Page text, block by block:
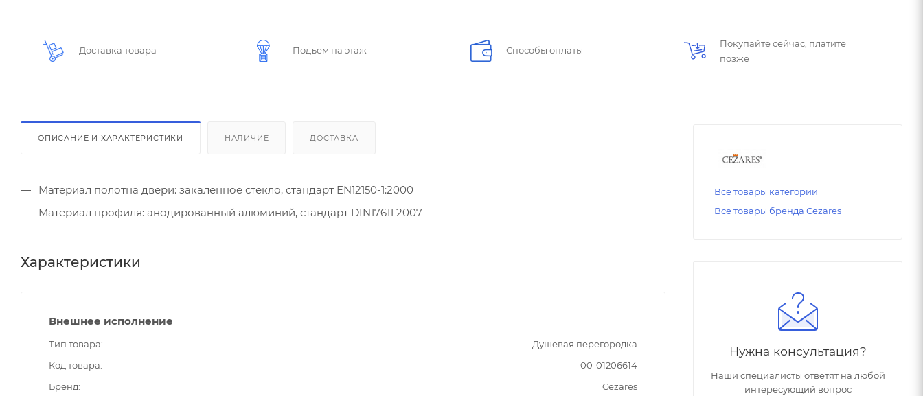
Доставка товара Подъем на этаж Способы оплаты
Покупайте сейчас, платите
позже
ОПИСАНИЕ И ХАРАКТЕРИСТИКИ НАЛИЧИЕ ДОСТАВКА
Материал полотна двери: закаленное стекло, стандарт EN12150-1:2000
Материал профиля: анодированный алюминий, стандарт DIN17611 2007
Характеристики
Внешнее исполнение
Тип товара
Душевая перегородка
Код товара
00-01206614
Бренд
Cezares
Все товары категории
Все товары бренда Cezares
Нужна консультация?
Наши специалисты ответят на любой
интересующий вопрос